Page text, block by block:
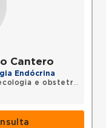
Cantero
Endócrina
e obstetrícia